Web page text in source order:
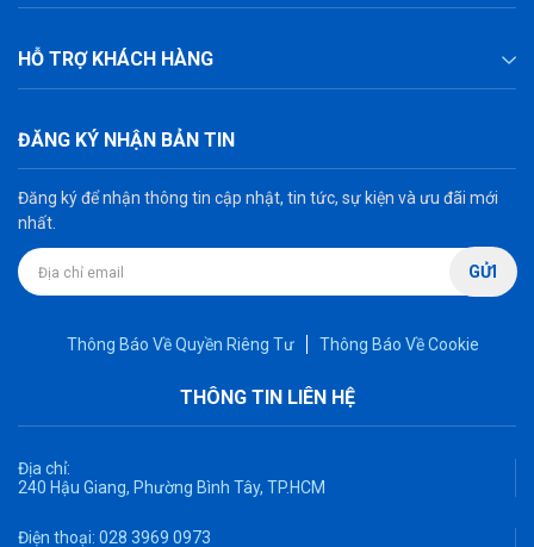
HỖ TRỢ KHÁCH HÀNG
ĐĂNG KÝ NHẬN BẢN TIN
Đăng ký để nhận thông tin cập nhật, tin tức, sự kiện và ưu đãi mới
nhất.
GỬI
THÔNG TIN LIÊN HỆ
Thông Báo Về Quyền Riêng Tư Thông Báo Về Cookie
Địa chỉ:
240 Hậu Giang, Phường Bình Tây, TP.HCM
Điện thoại: 028 3969 0973